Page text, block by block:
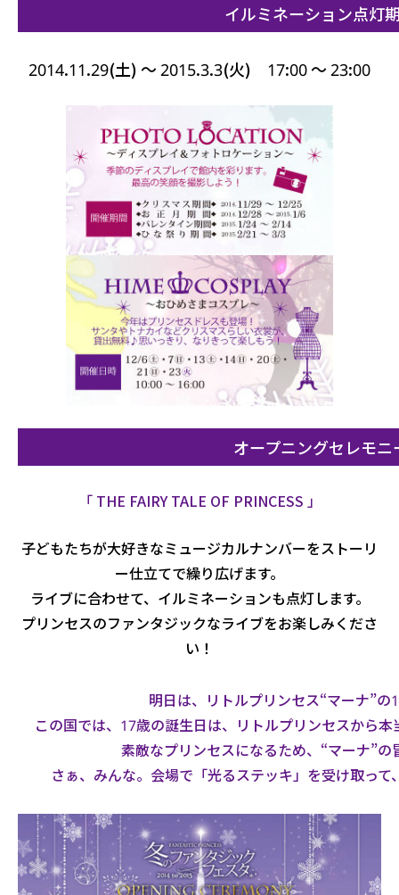
イルミネーション点灯
2014.11.29(土) ～ 2015.3.3(火) 17:00 ～ 23:00
オープニングセレモニ
「 THE FAIRY TALE OF PRINCESS 」
子どもたちが大好きなミュージカルナンバーをストーリ
ー仕立てで繰り広げます。
ライブに合わせて、イルミネーションも点灯します。
プリンセスのファンタジックなライブをお楽しみくださ
い！
明日は、リトルプリンセス“マーナ”の
この国では、17歳の誕生日は、リトルプリンセスから
素敵なプリンセスになるため、“マーナ”の
さぁ、みんな。会場で「光るステッキ」を受け取っ